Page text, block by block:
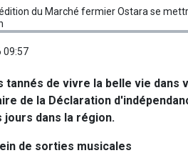
du Marché fermier Ostara se
09:57
tannés de vivre la belle vie dans
de la Déclaration
jours dans la région.
de sorties musicales